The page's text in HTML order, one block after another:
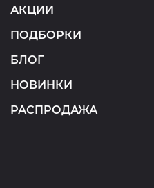
АКЦИИ
ПОДБОРКИ
БЛОГ
НОВИНКИ
РАСПРОДАЖА